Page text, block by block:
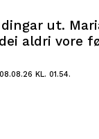
ut.
aldri vore
KL. 01.54.